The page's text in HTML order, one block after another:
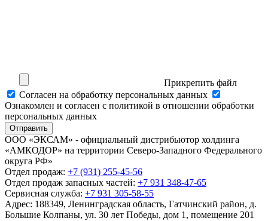
Прикрепить файл
Cогласен на обработку персональных данных
Ознакомлен и согласен с политикой в отношении обработки
персональных данных
Отправить
ООО «ЭКСАМ» - официальный дистрибьютор холдинга
«АМКОДОР» на территории Северо-Западного Федерального
округа РФ»
Отдел продаж: +7 (931) 255-45-56
Отдел продаж запасных частей: +7 931 348-47-65
Сервисная служба: +7 931 305-58-55
Адрес: 188349, Ленинградская область, Гатчинский район, д.
Большие Колпаны, ул. 30 лет Победы, дом 1, помещение 201